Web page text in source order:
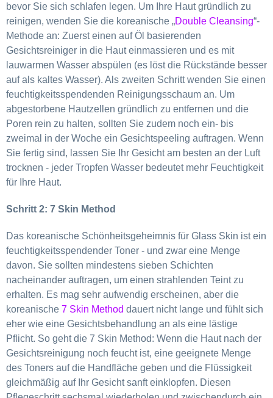
bevor Sie sich schlafen legen. Um Ihre Haut gründlich zu
reinigen, wenden Sie die koreanische „Double Cleansing“-
Methode an: Zuerst einen auf Öl basierenden
Gesichtsreiniger in die Haut einmassieren und es mit
lauwarmen Wasser abspülen (es löst die Rückstände besser
auf als kaltes Wasser). Als zweiten Schritt wenden Sie einen
feuchtigkeitsspendenden Reinigungsschaum an. Um
abgestorbene Hautzellen gründlich zu entfernen und die
Poren rein zu halten, sollten Sie zudem noch ein- bis
zweimal in der Woche ein Gesichtspeeling auftragen. Wenn
Sie fertig sind, lassen Sie Ihr Gesicht am besten an der Luft
trocknen - jeder Tropfen Wasser bedeutet mehr Feuchtigkeit
für Ihre Haut.
Schritt 2: 7 Skin Method
Das koreanische Schönheitsgeheimnis für Glass Skin ist ein
feuchtigkeitsspendender Toner - und zwar eine Menge
davon. Sie sollten mindestens sieben Schichten
nacheinander auftragen, um einen strahlenden Teint zu
erhalten. Es mag sehr aufwendig erscheinen, aber die
koreanische 7 Skin Method dauert nicht lange und fühlt sich
eher wie eine Gesichtsbehandlung an als eine lästige
Pflicht. So geht die 7 Skin Method: Wenn die Haut nach der
Gesichtsreinigung noch feucht ist, eine geeignete Menge
des Toners auf die Handfläche geben und die Flüssigkeit
gleichmäßig auf Ihr Gesicht sanft einklopfen. Diesen